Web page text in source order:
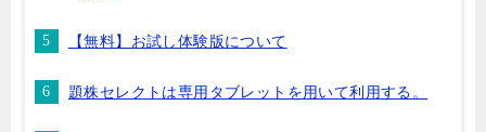
【無料】お試し体験版について
題株セレクトは専用タブレットを用いて利用する。